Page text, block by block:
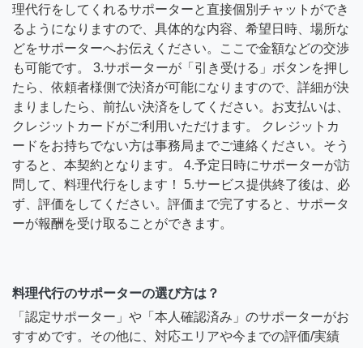
理代行をしてくれるサポーターと直接個別チャットができ
るようになりますので、具体的な内容、希望日時、場所な
どをサポーターへお伝えください。ここで金額などの交渉
も可能です。 3.サポーターが「引き受ける」ボタンを押し
たら、依頼者様側で決済が可能になりますので、詳細が決
まりましたら、前払い決済をしてください。お支払いは、
クレジットカードがご利用いただけます。 クレジットカ
ードをお持ちでない方は事務局までご連絡ください。そう
すると、本契約となります。 4.予定日時にサポーターが訪
問して、料理代行をします！ 5.サービス提供終了後は、必
ず、評価をしてください。評価まで完了すると、サポータ
ーが報酬を受け取ることができます。
料理代行のサポーターの選び方は？
「認定サポーター」や「本人確認済み」のサポーターがお
すすめです。その他に、対応エリアや今までの評価/実績